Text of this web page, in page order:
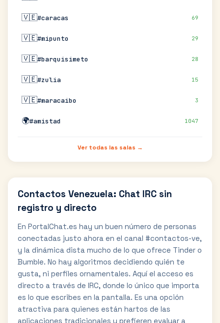
🇻🇪#caracas 69
🇻🇪#mipunto 29
🇻🇪#barquisimeto 28
🇻🇪#zulia 15
🇻🇪#maracaibo 3
🌍#amistad 1047
Ver todas las salas →
Contactos Venezuela: Chat IRC sin
registro y directo
En PortalChat.es hay un buen número de personas
conectadas justo ahora en el canal #contactos-ve,
y la dinámica dista mucho de lo que ofrece Tinder o
Bumble. No hay algoritmos decidiendo quién te
gusta, ni perfiles ornamentales. Aquí el acceso es
directo a través de IRC, donde lo único que importa
es lo que escribes en la pantalla. Es una opción
atractiva para quienes están hartos de las
aplicaciones tradicionales y prefieren evaluar a